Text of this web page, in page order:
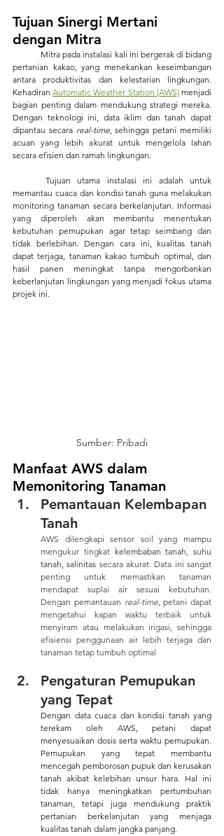
Tujuan Sinergi Mertani
dengan Mitra
pertanian kakao, yang menekankan keseimbangan
antara produktivitas dan kelestarian lingkungan.
Kehadiran Automatic Weather Station (AWS) menjadi
bagian penting dalam mendukung strategi mereka.
Dengan teknologi ini, data iklim dan tanah dapat
dipantau secara real-time, sehingga petani memiliki
acuan yang lebih akurat untuk mengelola lahan
secara efisien dan ramah lingkungan.
memantau cuaca dan kondisi tanah guna melakukan
monitoring tanaman secara berkelanjutan. Informasi
yang diperoleh akan membantu menentukan
kebutuhan pemupukan agar tetap seimbang dan
tidak berlebihan. Dengan cara ini, kualitas tanah
dapat terjaga, tanaman kakao tumbuh optimal, dan
hasil panen meningkat tanpa mengorbankan
keberlanjutan lingkungan yang menjadi fokus utama
projek ini.
Sumber: Pribadi
Manfaat AWS dalam
Memonitoring Tanaman
Pemantauan Kelembapan
Tanah
AWS dilengkapi sensor soil yang mampu
mengukur tingkat kelembaban tanah, suhu
tanah, salinitas secara akurat. Data ini sangat
penting untuk memastikan tanaman
mendapat suplai air sesuai kebutuhan.
Dengan pemantauan real-time, petani dapat
mengetahui kapan waktu terbaik untuk
menyiram atau melakukan irigasi, sehingga
efisiensi penggunaan air lebih terjaga dan
tanaman tetap tumbuh optimal
Pengaturan Pemupukan
yang Tepat
Dengan data cuaca dan kondisi tanah yang
terekam oleh AWS, petani dapat
menyesuaikan dosis serta waktu pemupukan.
Pemupukan yang tepat membantu
mencegah pemborosan pupuk dan kerusakan
tanah akibat kelebihan unsur hara. Hal ini
tidak hanya meningkatkan pertumbuhan
tanaman, tetapi juga mendukung praktik
pertanian berkelanjutan yang menjaga
kualitas tanah dalam jangka panjang.